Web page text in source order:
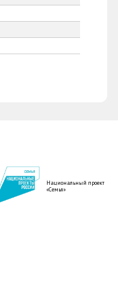
Национальный проект
«Семья»